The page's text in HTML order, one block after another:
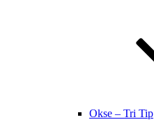
Okse – Tri Tip